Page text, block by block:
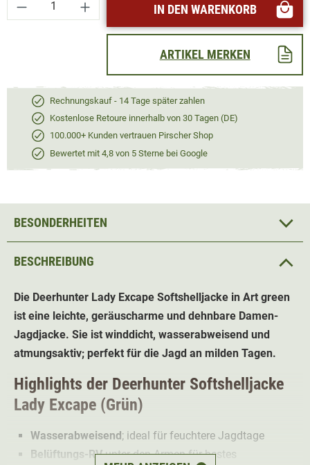
IN DEN WARENKORB
ARTIKEL MERKEN
Rechnungskauf - 14 Tage später zahlen
Kostenlose Retoure innerhalb von 30 Tagen (DE)
100.000+ Kunden vertrauen Pirscher Shop
Bewertet mit 4,8 von 5 Sterne bei Google
BESCHREIBUNG
Die Deerhunter Lady Excape Softshelljacke in Art green
ist eine leichte, geräuscharme und dehnbare Damen-
Jagdjacke. Sie ist winddicht, wasserabweisend und
atmungsaktiv; perfekt für die Jagd an milden Tagen.
Highlights der Deerhunter Softshelljacke
Lady Excape (Grün)
Wasserabweisend; ideal für feuchtere Jagdtage
Belüftungs-RVunter den Armen für bestes
BESONDERHEITEN